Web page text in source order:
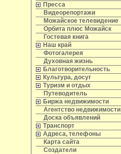
Пресса
Видеорепортажи
Можайское телевидение
Орбита плюс Можайск
Гостевая книга
Наш край
Фотогалерея
Духовная жизнь
Благотворительность
Культура, досуг
Туризм и отдых
Путеводитель
Биржа недвижимости
Агентство недвижимости
Доска объявлений
Транспорт
Адреса, телефоны
Карта сайта
Создатели